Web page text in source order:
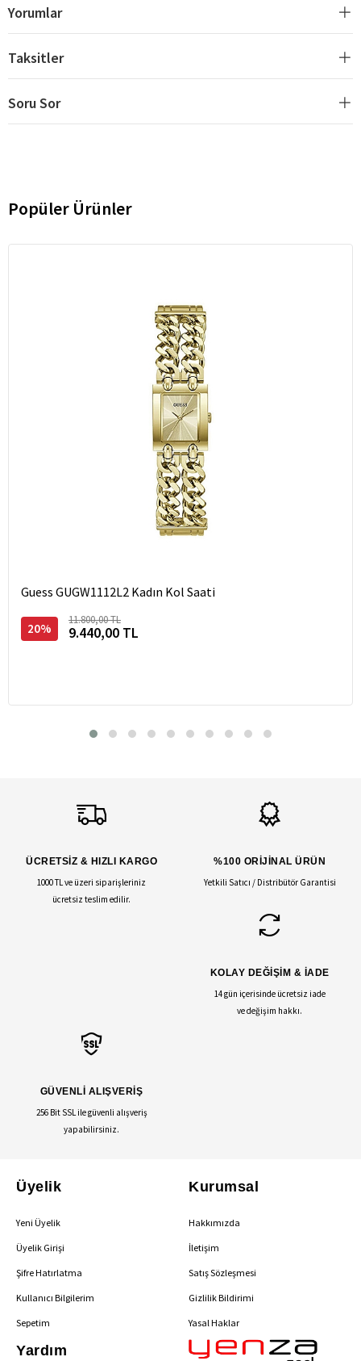
Yorumlar
Taksitler
Soru Sor
Popüler Ürünler
Guess GUGW1112L2 Kadın Kol Saati
20%
11.800,00 TL
9.440,00 TL
ÜCRETSİZ & HIZLI KARGO
1000 TL ve üzeri siparişleriniz
ücretsiz teslim edilir.
%100 ORİJİNAL ÜRÜN
Yetkili Satıcı / Distribütör Garantisi
KOLAY DEĞİŞİM & İADE
14 gün içerisinde ücretsiz iade
ve değişim hakkı.
GÜVENLİ ALIŞVERİŞ
256 Bit SSL ile güvenli alışveriş
yapabilirsiniz.
Üyelik
Yeni Üyelik
Üyelik Girişi
Şifre Hatırlatma
Kullanıcı Bilgilerim
Sepetim
Kurumsal
Hakkımızda
İletişim
Satış Sözleşmesi
Gizlilik Bildirimi
Yasal Haklar
Yardım